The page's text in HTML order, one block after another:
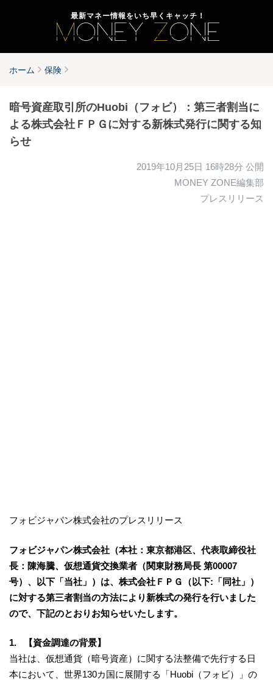
最新マネー情報をいち早くキャッチ！
ホーム 保険
暗号資産取引所のHuobi（フォビ）：第三者割当に
よる株式会社ＦＰＧに対する新株式発行に関する知
らせ
2019年10月25日 16時28分 公開
MONEY ZONE編集部
プレスリリース
フォビジャパン株式会社のプレスリリース
フォビジャパン株式会社（本社：東京都港区、代表取締役社
長：陳海騰、仮想通貨交換業者（関東財務局長 第00007
号）、以下「当社」）は、株式会社ＦＰＧ（以下:「同社」）
に対する第三者割当の方法により新株式の発行を行いました
ので、下記のとおりお知らせいたします。
1. 【資金調達の背景】
当社は、仮想通貨（暗号資産）に関する法整備で先行する日
本において、世界130カ国に展開する「Huobi（フォビ）」の